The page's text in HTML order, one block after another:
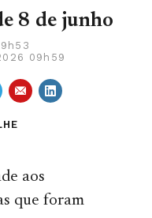
8 de junho
09h59
aos
que foram